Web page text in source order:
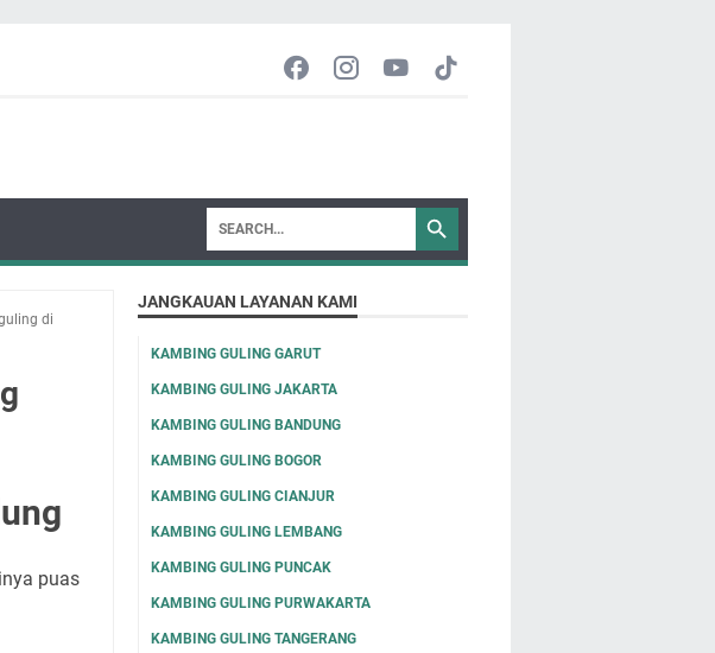
di
puas
JANGKAUAN LAYANAN KAMI
KAMBING GULING GARUT
KAMBING GULING JAKARTA
KAMBING GULING BANDUNG
KAMBING GULING BOGOR
KAMBING GULING CIANJUR
KAMBING GULING LEMBANG
KAMBING GULING PUNCAK
KAMBING GULING PURWAKARTA
KAMBING GULING TANGERANG